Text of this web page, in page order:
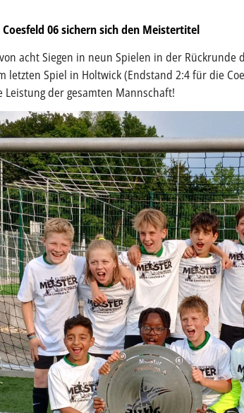
Coesfeld 06 sichern sich den Meistertitel
acht Siegen in neun Spielen in der Rückrunde
letzten Spiel in Holtwick (Endstand 2:4 für die
der gesamten Mannschaft!